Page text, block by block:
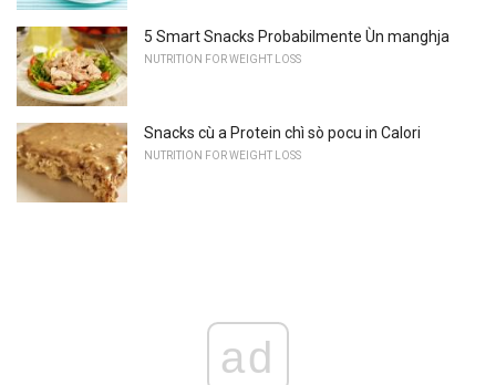
5 Smart Snacks Probabilmente Ùn manghja
NUTRITION FOR WEIGHT LOSS
Snacks cù a Protein chì sò pocu in Calori
NUTRITION FOR WEIGHT LOSS
ad